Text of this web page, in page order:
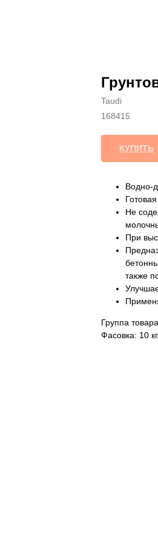
Taudi
168415
КУПИТЬ
Водно-
Не
При
также
Группа
Фасовка: 10 кг.